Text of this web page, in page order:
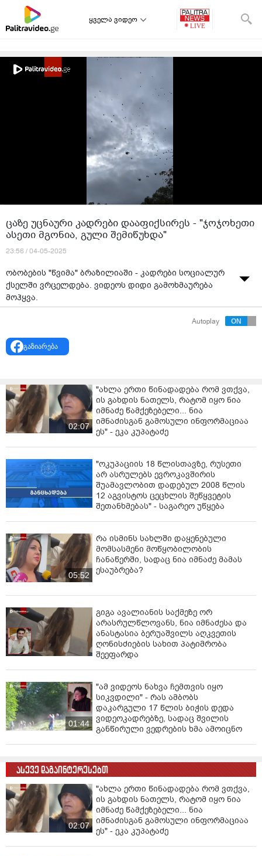
ყველა ვიდეო
ცაზე უცნაური კადრები დააფიქსირეს - "ჯოჯოხეთი
ასეთი მგონია, გული შემიწუხდა"
23:56 / 04-05-2025
ობობების "წვიმა" ბრაზილიაში - კადრები სოციალურ
ქსელში ვრცელდება. ვიდეოს დიდი გამოხმაურება
მოჰყვა.
Autoplay
გაზიარება
02:07
"ახლა ერთი წინადადება რომ ვთქვა,
ის გახდის ნათელს, რატომ იყო ნია
იმნაძე წამქეზებელი... ნია
იმნაძისგან გამოსული ინფორმაციაა
ეს" - ეკა კუპატაძე
"ოკუპაციის 18 წლისთავზე, რუსეთი
არ ასრულებს ევროკავშირის
შუამავლობით დადებულ 2008 წლის
12 აგვისტოს ცეცხლის შეწყვეტის
შეთანხმებას" - საგარეო უწყება
05:52
რა ისმინს სახლში დაყენებული
მომსასმენი მოწყობილობის
ჩანაწერში, სადაც ნია იმნაძე მამას
ესაუბრება?
გიგა ავალიანის საქმეზე ორ
არასრულწლოვანს, ნია იმნაძესა და
ანასტასია ბერუაშვილს აღკვეთის
ღონისძიების სახით პატიმრობა
შეეფარდა
01:44
"ამ ვიდეოს ნახვა ჩემთვის იყო
სიკვდილი" - რას ამბობს
დაკარგული 17 წლის ბიჭის დედა
ვიდეოკადრებზე, სადაც შვილის
განწირული ვედრების ხმა ამოიცნო
ასევე დაგაინტერესებთ
02:07
"ახლა ერთი წინადადება რომ ვთქვა,
ის გახდის ნათელს, რატომ იყო ნია
იმნაძე წამქეზებელი... ნია
იმნაძისგან გამოსული ინფორმაციაა
ეს" - ეკა კუპატაძე